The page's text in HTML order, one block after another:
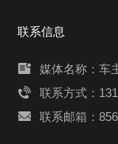
联系信息
媒体名称：车
联系方式：
联系邮箱：